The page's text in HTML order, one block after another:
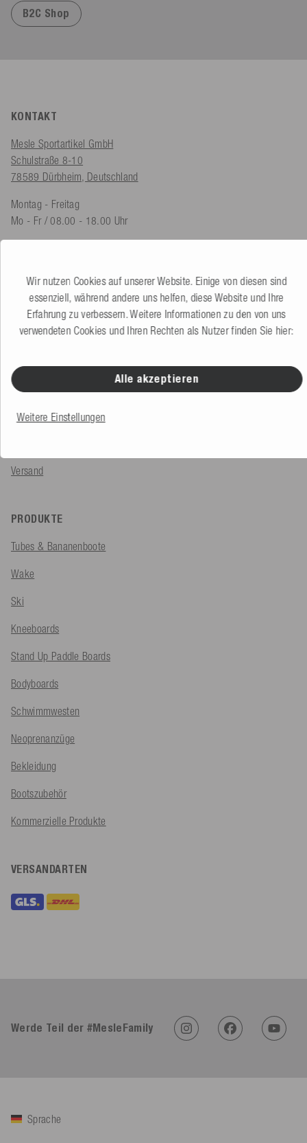
B2C Shop
KONTAKT
Mesle Sportartikel GmbH
Schulstraße 8-10
78589 Dürbheim, Deutschland
Montag - Freitag
Mo - Fr / 08.00 - 18.00 Uhr
Produktberatung
+49 (0) 7424 60213 60
Kundenservice
+49 (0) 7424 60213 50
Zum Kontaktformular
SERVICE & INFOS
Bestellung
Versand
PRODUKTE
Tubes & Bananenboote
Wake
Ski
Kneeboards
Stand Up Paddle Boards
Bodyboards
Schwimmwesten
Neoprenanzüge
Bekleidung
Bootszubehör
Kommerzielle Produkte
VERSANDARTEN
Werde Teil der #MesleFamily
Sprache
Wir nutzen Cookies auf unserer Website. Einige von diesen sind
essenziell, während andere uns helfen, diese Website und Ihre
Erfahrung zu verbessern. Weitere Informationen zu den von uns
verwendeten Cookies und Ihren Rechten als Nutzer finden Sie hier:
Alle akzeptieren
Weitere Einstellungen